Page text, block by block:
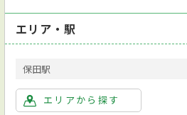
エリア・駅
保田駅
エリアから探す